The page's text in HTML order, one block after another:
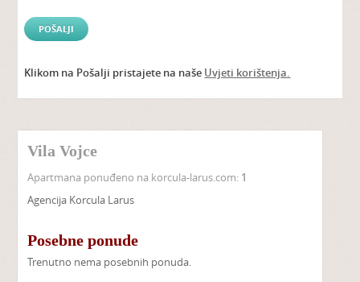
Klikom na Pošalji pristajete na naše Uvjeti korištenja.
Vila Vojce
Apartmana ponuđeno na korcula-larus.com: 1
Agencija Korcula Larus
Posebne ponude
Trenutno nema posebnih ponuda.